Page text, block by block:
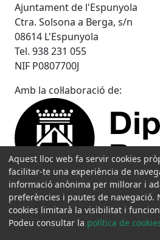
Ajuntament de l'Espunyola
Ctra. Solsona a Berga, s/n
08614 L'Espunyola
Tel. 938 231 055
NIF P0807700J
Amb la col·laboració de:
Aquest lloc web fa servir cookies
facilitar-te una experiència de
informació anònima per millorar i
preferències i pautes de navegació.
cookies limitarà la visibilitat i
Podeu consultar la política de